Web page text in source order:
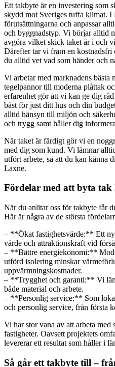
Ett takbyte är en investering som
skydd mot Sveriges tuffa klimat.
förutsättningarna och anpassar
och byggnadstyp. Vi börjar alltid
avgöra vilket skick taket är i och
Därefter tar vi fram en
du alltid vet vad som händer och
Vi arbetar med marknadens bästa
tegelpannor till moderna plåttak
erfarenhet gör att vi kan ge dig
bäst för just ditt hus och din
alltid hänsyn till miljön och
och trygg samt håller dig
När taket är färdigt gör vi en
med dig som kund. Vi lämnar
utfört arbete, så att du kan känna
Laxne.
Fördelar med att byta tak
När du anlitar oss för takbyte får
Här är några av de största
– **Ökat fastighetsvärde:** Ett
värde och attraktionskraft vid
– **Bättre energiekonomi:**
utförd isolering minskar
uppvärmningskostnader.
– **Trygghet och garanti:** Vi
både material och arbete.
– **Personlig service:** Som
och personlig service, från första
Vi har stor vana av att arbeta
fastigheter. Oavsett projektets
levererar ett resultat som håller i
Så går ett takbyte till –